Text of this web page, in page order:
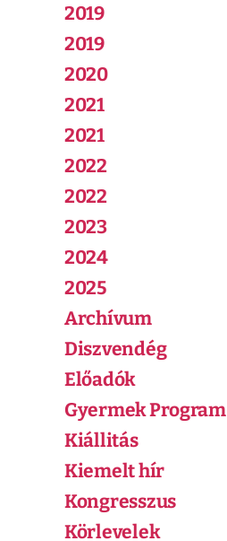
2019
2019
2020
2021
2021
2022
2022
2023
2024
2025
Archívum
Diszvendég
Előadók
Gyermek Program
Kiállitás
Kiemelt hír
Kongresszus
Körlevelek